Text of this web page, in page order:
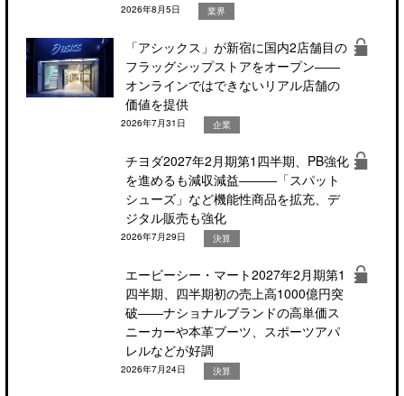
2026年8月5日 業界
「アシックス」が新宿に国内2店舗目の
フラッグシップストアをオープン――
オンラインではできないリアル店舗の
価値を提供
2026年7月31日 企業
チヨダ2027年2月期第1四半期、PB強化
を進めるも減収減益―――「スパット
シューズ」など機能性商品を拡充、デ
ジタル販売も強化
2026年7月29日 決算
エービーシー・マート2027年2月期第1
四半期、四半期初の売上高1000億円突
破――ナショナルブランドの高単価ス
ニーカーや本革ブーツ、スポーツアパ
レルなどが好調
2026年7月24日 決算